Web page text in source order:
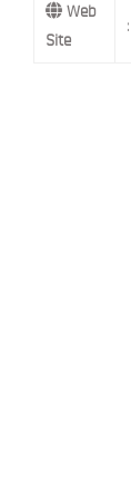
Web
Site
: